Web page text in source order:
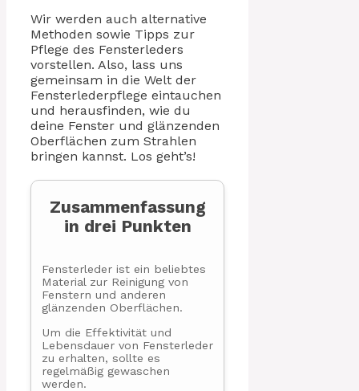
Wir werden auch alternative
Methoden sowie Tipps zur
Pflege des Fensterleders
vorstellen. Also, lass uns
gemeinsam in die Welt der
Fensterlederpflege eintauchen
und herausfinden, wie du
deine Fenster und glänzenden
Oberflächen zum Strahlen
bringen kannst. Los geht’s!
Zusammenfassung
in drei Punkten
Fensterleder ist ein beliebtes
Material zur Reinigung von
Fenstern und anderen
glänzenden Oberflächen.
Um die Effektivität und
Lebensdauer von Fensterleder
zu erhalten, sollte es
regelmäßig gewaschen
werden.